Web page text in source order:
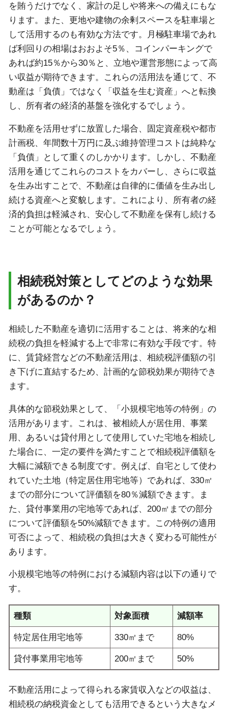
を賄うだけでなく、家計の足しや将来への備えにもな
ります。また、更地や建物の余剰スペースを駐車場と
して活用するのも有効な方法です。月極駐車場であれ
ば利回りの相場はおおよそ5％、コインパーキングで
あれば約15％から30％と、立地や運営形態によって高
い収益が期待できます。これらの活用法を通じて、不
動産は「負債」ではなく「収益を生む資産」へと転換
し、所有者の経済的基盤を強化するでしょう。
不動産を活用せずに放置した場合、固定資産税や都市
計画税、年間数十万円に及ぶ維持管理コストは純粋な
「負債」として重くのしかかります。しかし、不動産
活用を通じてこれらのコストをカバーし、さらに収益
を生み出すことで、不動産は自律的に価値を生み出し
続ける資産へと変貌します。これにより、所有者の経
済的負担は軽減され、安心して不動産を保有し続ける
ことが可能となるでしょう。
相続税対策としてどのような効果
があるのか？
相続した不動産を適切に活用することは、将来的な相
続税の負担を軽減する上で非常に有効な手段です。特
に、賃貸経営などの不動産活用は、相続税評価額の引
き下げに直結するため、計画的な節税効果が期待でき
ます。
具体的な節税効果として、「小規模宅地等の特例」の
活用があります。これは、被相続人が居住用、事業
用、あるいは貸付用として使用していた宅地を相続し
た場合に、一定の要件を満たすことで相続税評価額を
大幅に減額できる制度です。例えば、自宅として使わ
れていた土地（特定居住用宅地等）であれば、330㎡
までの部分について評価額を80％減額できます。ま
た、貸付事業用の宅地等であれば、200㎡までの部分
について評価額を50%減額できます。この特例の適用
可否によって、相続税の負担は大きく変わる可能性が
あります。
小規模宅地等の特例における減額内容は以下の通りで
す。
種類 対象面積 減額率
特定居住用宅地等 330㎡まで 80%
貸付事業用宅地等 200㎡まで 50%
不動産活用によって得られる家賃収入などの収益は、
相続税の納税資金としても活用できるという大きなメ